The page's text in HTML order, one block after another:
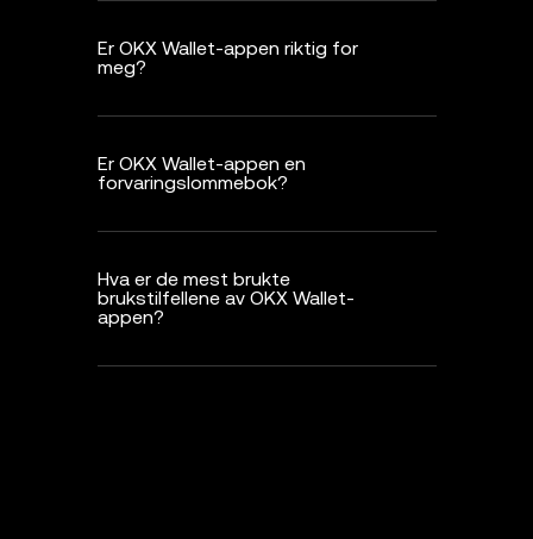
Er OKX Wallet-appen riktig for
meg?
Er OKX Wallet-appen en
forvaringslommebok?
Hva er de mest brukte
brukstilfellene av OKX Wallet-
appen?